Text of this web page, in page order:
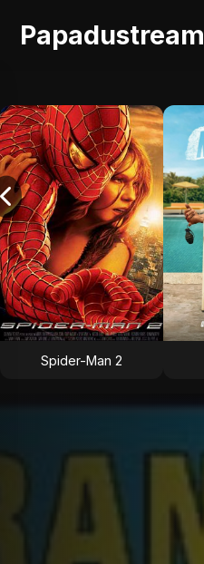
Papadustream
Spider-Man 2